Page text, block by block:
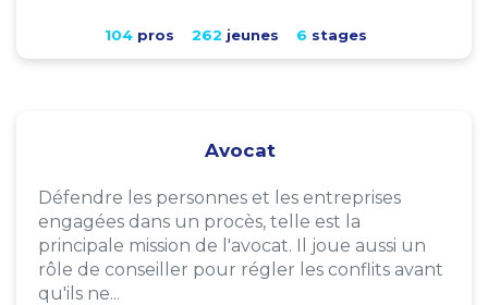
104pros 262 jeunes 6 stages
Avocat
Défendre les personnes et les entreprises
engagées dans un procès, telle est la
principale mission de l'avocat. Il joue aussi un
rôle de conseiller pour régler les conflits avant
qu'ils ne...